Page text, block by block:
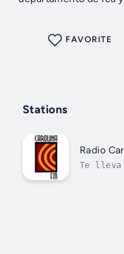
FAVORITE
Stations
Radio
Te lleva